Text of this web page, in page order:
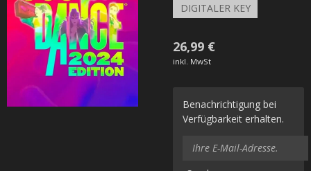
DIGITALER KEY
26,99 €
inkl. MwSt
Benachrichtigung bei
Verfügbarkeit erhalten.